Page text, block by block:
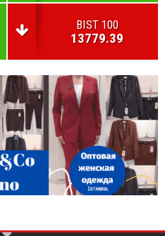
BIST 100
13779.39